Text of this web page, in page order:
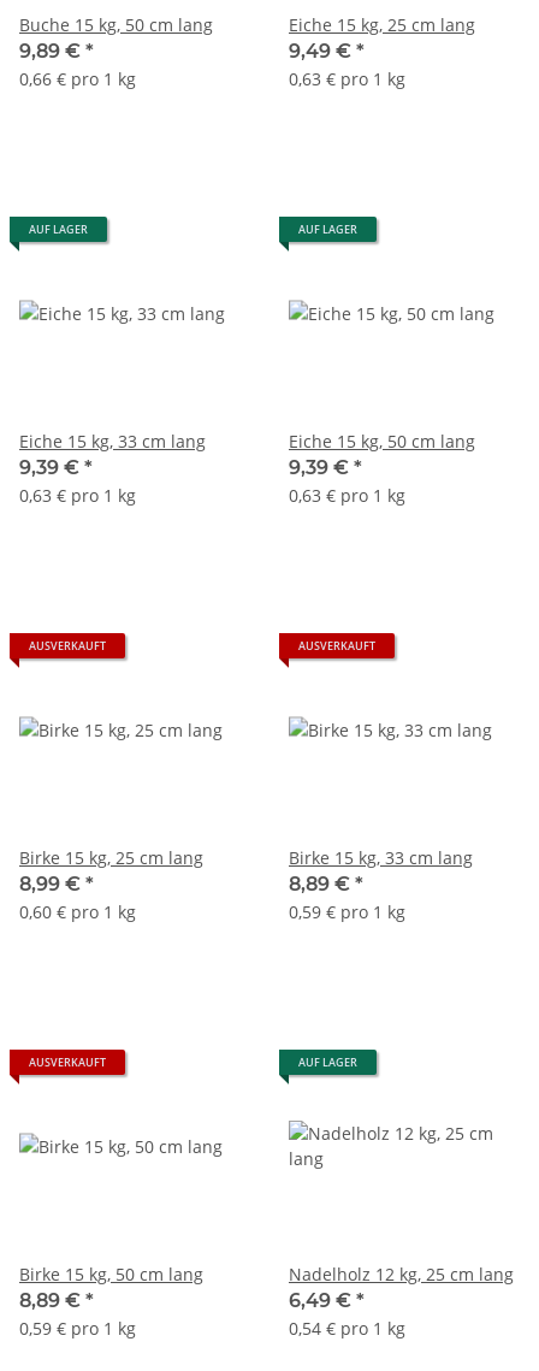
Buche 15 kg, 50 cm lang
9,89 € *
0,66 € pro 1 kg
Eiche 15 kg, 25 cm lang
9,49 € *
0,63 € pro 1 kg
AUF LAGER
Eiche 15 kg, 33 cm lang
9,39 € *
0,63 € pro 1 kg
AUF LAGER
Eiche 15 kg, 50 cm lang
9,39 € *
0,63 € pro 1 kg
AUSVERKAUFT
Birke 15 kg, 25 cm lang
8,99 € *
0,60 € pro 1 kg
AUSVERKAUFT
Birke 15 kg, 33 cm lang
8,89 € *
0,59 € pro 1 kg
AUSVERKAUFT
Birke 15 kg, 50 cm lang
8,89 € *
0,59 € pro 1 kg
AUF LAGER
Nadelholz 12 kg, 25 cm lang
6,49 € *
0,54 € pro 1 kg